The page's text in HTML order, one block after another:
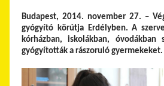
Budapest, 2014. november 27. –
gyógyító körútja Erdélyben. A
kórházban, iskolákban, óvodákban
gyógyították a rászoruló gyermekeket.